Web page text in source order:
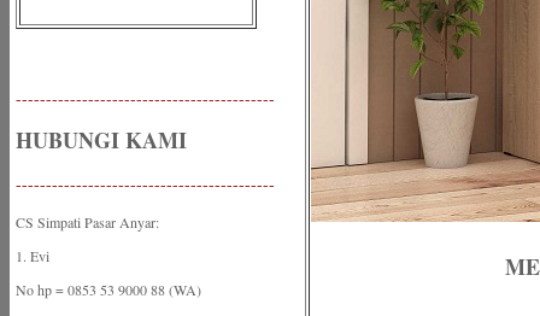
-------------------------------------------
HUBUNGI KAMI
-------------------------------------------
CS Simpati Pasar Anyar:
1. Evi
No hp = 0853 53 9000 88 (WA)